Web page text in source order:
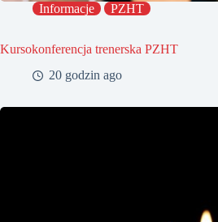
Informacje PZHT
Kursokonferencja trenerska PZHT
20 godzin ago